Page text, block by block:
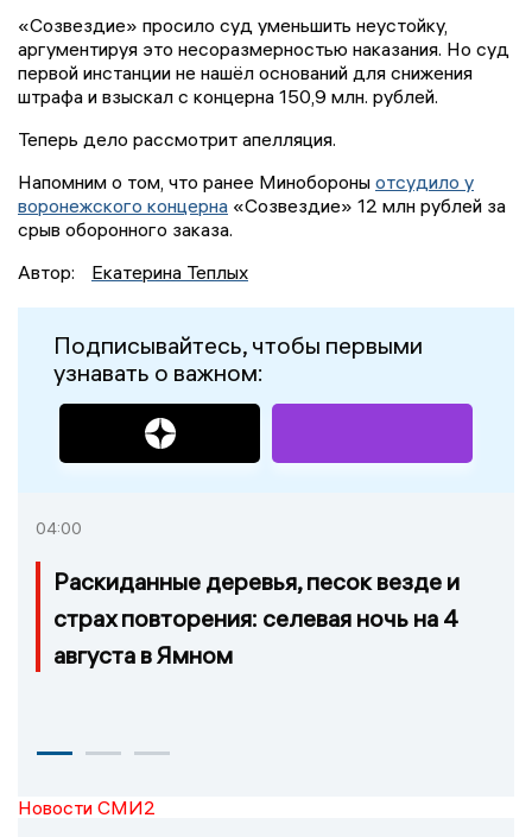
«Созвездие» просило суд уменьшить неустойку,
аргументируя это несоразмерностью наказания. Но суд
первой инстанции не нашёл оснований для снижения
штрафа и взыскал с концерна 150,9 млн. рублей.
Теперь дело рассмотрит апелляция.
Напомним о том, что ранее Минобороны отсудило у
воронежского концерна «Созвездие» 12 млн рублей за
срыв оборонного заказа.
Автор:
Екатерина Теплых
Подписывайтесь, чтобы первыми
узнавать о важном:
04:00
Раскиданные деревья, песок везде и
страх повторения: селевая ночь на 4
августа в Ямном
Новости СМИ2